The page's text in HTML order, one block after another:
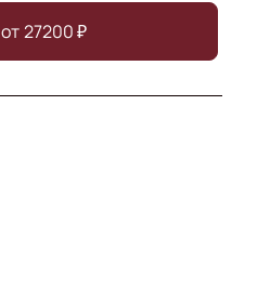
27200₽